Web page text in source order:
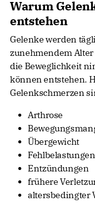
Warum
entstehen
Gelenke werden
zunehmendem
die Beweglichkeit
können entstehen.
Gelenkschmerzen
Arthrose
Übergewicht
Fehlbelastungen
Entzündungen
frühere
altersbedingter